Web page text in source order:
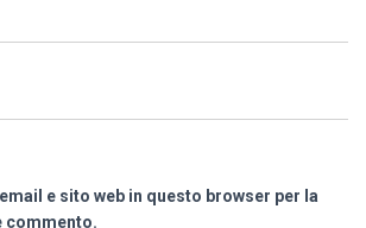
e sito web in questo browser per la
commento.